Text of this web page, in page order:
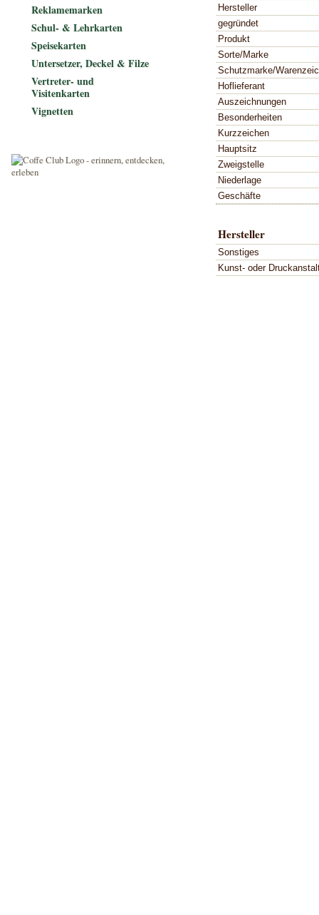
Hersteller
gegründet
Produkt
Sorte/Marke
Schutzmarke/
Hoflieferant
Auszeichnungen
Besonderheiten
Kurzzeichen
Hauptsitz
Zweigstelle
Niederlage
Geschäfte
Hersteller
Sonstiges
Kunst- oder
Reklamemarken
Schul- & Lehrkarten
Speisekarten
Untersetzer, Deckel & Filze
Vertreter- und
Visitenkarten
Vignetten